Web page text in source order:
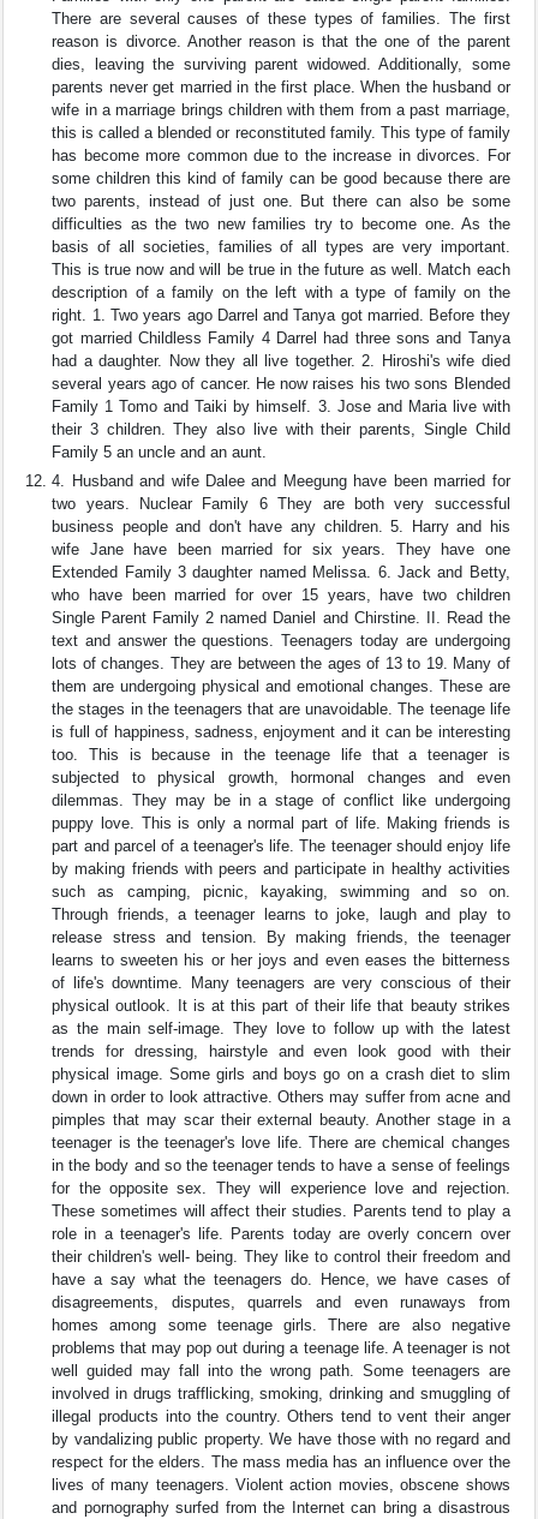
There are several causes of these types of families. The first
reason is divorce. Another reason is that the one of the parent
dies, leaving the surviving parent widowed. Additionally, some
parents never get married in the first place. When the husband or
wife in a marriage brings children with them from a past marriage,
this is called a blended or reconstituted family. This type of family
has become more common due to the increase in divorces. For
some children this kind of family can be good because there are
two parents, instead of just one. But there can also be some
difficulties as the two new families try to become one. As the
basis of all societies, families of all types are very important.
This is true now and will be true in the future as well. Match each
description of a family on the left with a type of family on the
right. 1. Two years ago Darrel and Tanya got married. Before they
got married Childless Family 4 Darrel had three sons and Tanya
had a daughter. Now they all live together. 2. Hiroshi's wife died
several years ago of cancer. He now raises his two sons Blended
Family 1 Tomo and Taiki by himself. 3. Jose and Maria live with
their 3 children. They also live with their parents, Single Child
Family 5 an uncle and an aunt.
4. Husband and wife Dalee and Meegung have been married for
two years. Nuclear Family 6 They are both very successful
business people and don't have any children. 5. Harry and his
wife Jane have been married for six years. They have one
Extended Family 3 daughter named Melissa. 6. Jack and Betty,
who have been married for over 15 years, have two children
Single Parent Family 2 named Daniel and Chirstine. II. Read the
text and answer the questions. Teenagers today are undergoing
lots of changes. They are between the ages of 13 to 19. Many of
them are undergoing physical and emotional changes. These are
the stages in the teenagers that are unavoidable. The teenage life
is full of happiness, sadness, enjoyment and it can be interesting
too. This is because in the teenage life that a teenager is
subjected to physical growth, hormonal changes and even
dilemmas. They may be in a stage of conflict like undergoing
puppy love. This is only a normal part of life. Making friends is
part and parcel of a teenager's life. The teenager should enjoy life
by making friends with peers and participate in healthy activities
such as camping, picnic, kayaking, swimming and so on.
Through friends, a teenager learns to joke, laugh and play to
release stress and tension. By making friends, the teenager
learns to sweeten his or her joys and even eases the bitterness
of life's downtime. Many teenagers are very conscious of their
physical outlook. It is at this part of their life that beauty strikes
as the main self-image. They love to follow up with the latest
trends for dressing, hairstyle and even look good with their
physical image. Some girls and boys go on a crash diet to slim
down in order to look attractive. Others may suffer from acne and
pimples that may scar their external beauty. Another stage in a
teenager is the teenager's love life. There are chemical changes
in the body and so the teenager tends to have a sense of feelings
for the opposite sex. They will experience love and rejection.
These sometimes will affect their studies. Parents tend to play a
role in a teenager's life. Parents today are overly concern over
their children's well- being. They like to control their freedom and
have a say what the teenagers do. Hence, we have cases of
disagreements, disputes, quarrels and even runaways from
homes among some teenage girls. There are also negative
problems that may pop out during a teenage life. A teenager is not
well guided may fall into the wrong path. Some teenagers are
involved in drugs trafflicking, smoking, drinking and smuggling of
illegal products into the country. Others tend to vent their anger
by vandalizing public property. We have those with no regard and
respect for the elders. The mass media has an influence over the
lives of many teenagers. Violent action movies, obscene shows
and pornography surfed from the Internet can bring a disastrous